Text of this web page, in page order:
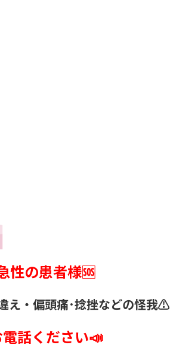
性の患者様🆘
え・ 偏頭痛･捻挫などの怪我⚠️
話ください📣